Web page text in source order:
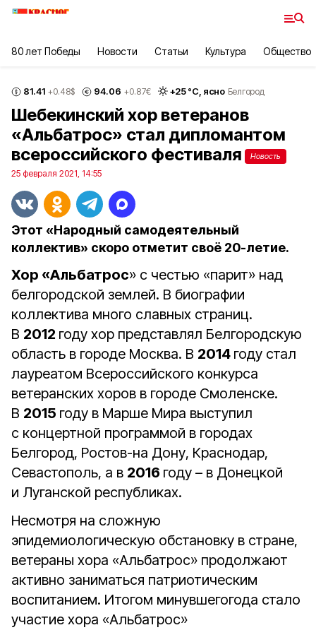
80 лет Победы Новости Статьи Культура Общество
81.41 +0.48$ 94.06 +0.87€ +25°С, ясно Белгород
Шебекинский хор ветеранов
«Альбатрос» стал дипломантом
всероссийского фестиваля
Новость
25 февраля 2021, 14:55
Этот «Народный самодеятельный
коллектив» скоро отметит своё 20-летие.
Хор «Альбатрос» с честью «парит» над
белгородской землей. В биографии
коллектива много славных страниц.
В 2012 году хор представлял Белгородскую
область в городе Москва. В 2014 году стал
лауреатом Всероссийского конкурса
ветеранских хоров в городе Смоленске.
В 2015 году в Марше Мира выступил
с концертной программой в городах
Белгород, Ростов-на Дону, Краснодар,
Севастополь, а в 2016 году – в Донецкой
и Луганской республиках.
Несмотря на сложную
эпидемиологическую обстановку в стране,
ветераны хора «Альбатрос» продолжают
активно заниматься патриотическим
воспитанием. Итогом минувшегогода стало
участие хора «Альбатрос»